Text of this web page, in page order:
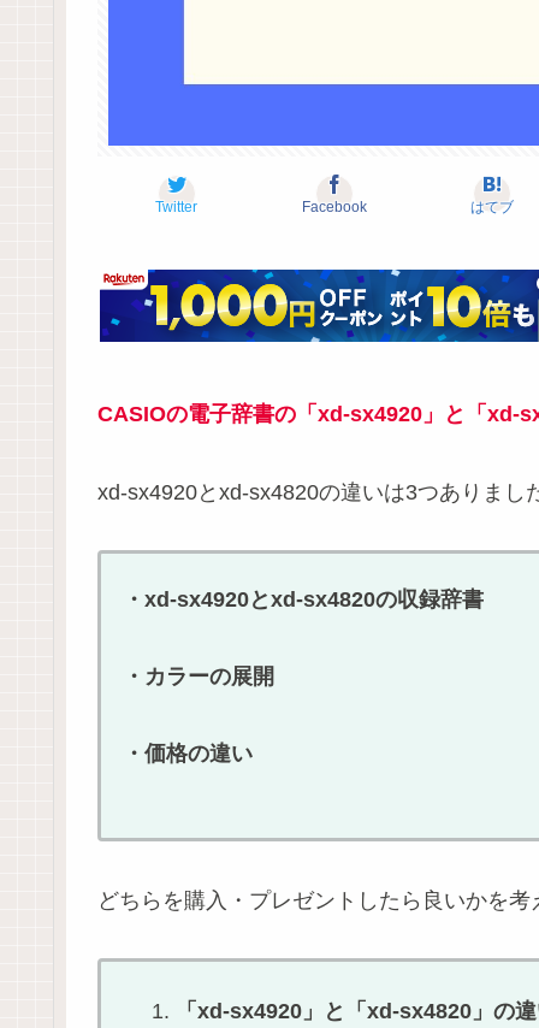
Twitter Facebook はてブ
CASIOの電子辞書の「xd-sx4920」と「xd-
xd-sx4920とxd-sx4820の違いは3つありまし
・xd-sx4920とxd-sx4820の収録辞書
・カラーの展開
・価格の違い
どちらを購入・プレゼントしたら良いかを
「xd-sx4920」と「xd-sx4820」の